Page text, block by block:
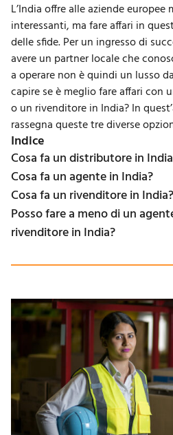
L’India offre alle aziende
interessanti, ma fare affari in
delle sfide. Per un ingresso di
avere un partner locale che
a operare non è quindi un lusso
capire se è meglio fare affari con
o un rivenditore in India? In
rassegna queste tre diverse
Indice
Cosa fa un distributore in
Cosa fa un agente in India?
Cosa fa un rivenditore in India?
Posso fare a meno di un
rivenditore in India?